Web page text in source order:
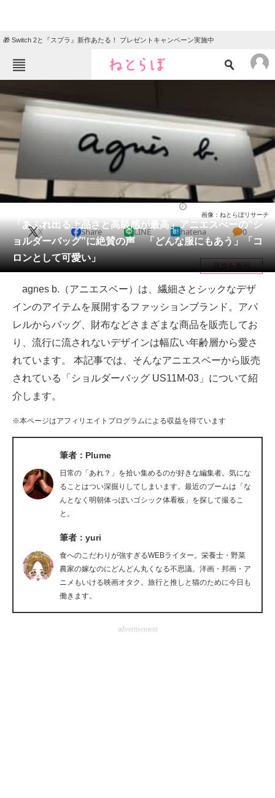
🎁 Switch 2と『スプラ』新作あたる！ プレゼントキャンペーン実施中
クイズ
グルメ 地域
住まい
動物 リサーチ
会員記事
メディア
注目記事を集めた総合ページ
ITの今と未来を見通す
スマホと通信の最新トレンド
進化するPCとデバイスの未来
好きが集まる 比べて選べる
企業ITのトレンドを詳説
経営リーダーのコミュニティ
マーケ×ITの今がよく分かる
ITエンジニア向け専門サイト
企業向けIT製品の総合サイト
IT製品の技術・比較・事例
「あふれ出る上品さと高級感が最高」アニエスべーの“シ
ョルダーバッグ”に絶賛の声 「どんな服にもあう」「コ
ロンとして可愛い」
画像：ねとらぼリサーチ
X Share LINE hatena 0
目次を表示
agnes b.（アニエスベー）は、繊細さとシックなデザ
インのアイテムを展開するファッションブランド。アパ
レルからバッグ、財布などさまざまな商品を販売してお
り、流行に流されないデザインは幅広い年齢層から愛さ
れています。 本記事では、そんなアニエスベーから販売
されている「ショルダーバッグ US11M-03」について紹
介します。
※本ページはアフィリエイトプログラムによる収益を得ています
筆者：Plume
日常の「あれ？」を拾い集めるのが好きな編集者。気にな
ることはつい深掘りしてしまいます。最近のブームは「な
んとなく明朝体っぽいゴシック体看板」を探して撮るこ
と。
筆者：yuri
食へのこだわりが強すぎるWEBライター。栄養士・野菜
農家の嫁なのにどんどん丸くなる不思議。洋画・邦画・ア
ニメもいける映画オタク。旅行と推しと猫のために今日も
働きます。
advertisement